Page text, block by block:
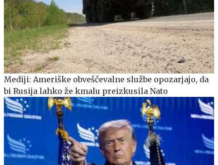
Mediji: Ameriške obveščevalne službe opozarjajo, da
bi Rusija lahko že kmalu preizkusila Nato